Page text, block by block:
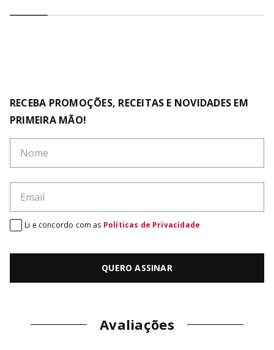
RECEBA PROMOÇÕES, RECEITAS E NOVIDADES EM
PRIMEIRA MÃO!
QUERO ASSINAR
Li e concordo com as Políticas de Privacidade
Avaliações